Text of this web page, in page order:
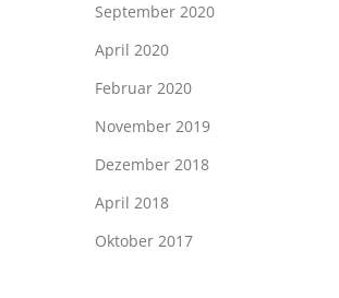
September 2020
April 2020
Februar 2020
November 2019
Dezember 2018
April 2018
Oktober 2017